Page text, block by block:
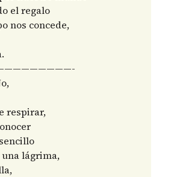
el regalo
nos concede,
respirar,
lágrima,